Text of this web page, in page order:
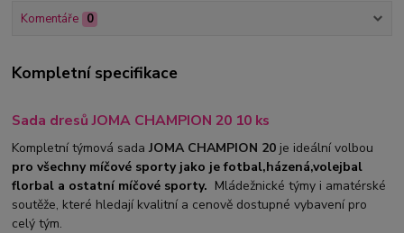
Komentáře 0
Kompletní specifikace
Sada dresů JOMA CHAMPION 20 10 ks
Kompletní týmová sadaJOMA CHAMPION 20 je ideální volbou
pro všechny míčové sporty jako je fotbal,házená,volejbal
florbal a ostatní míčové sporty. Mládežnické týmy i amatérské
soutěže, které hledají kvalitní a cenově dostupné vybavení pro
celý tým.